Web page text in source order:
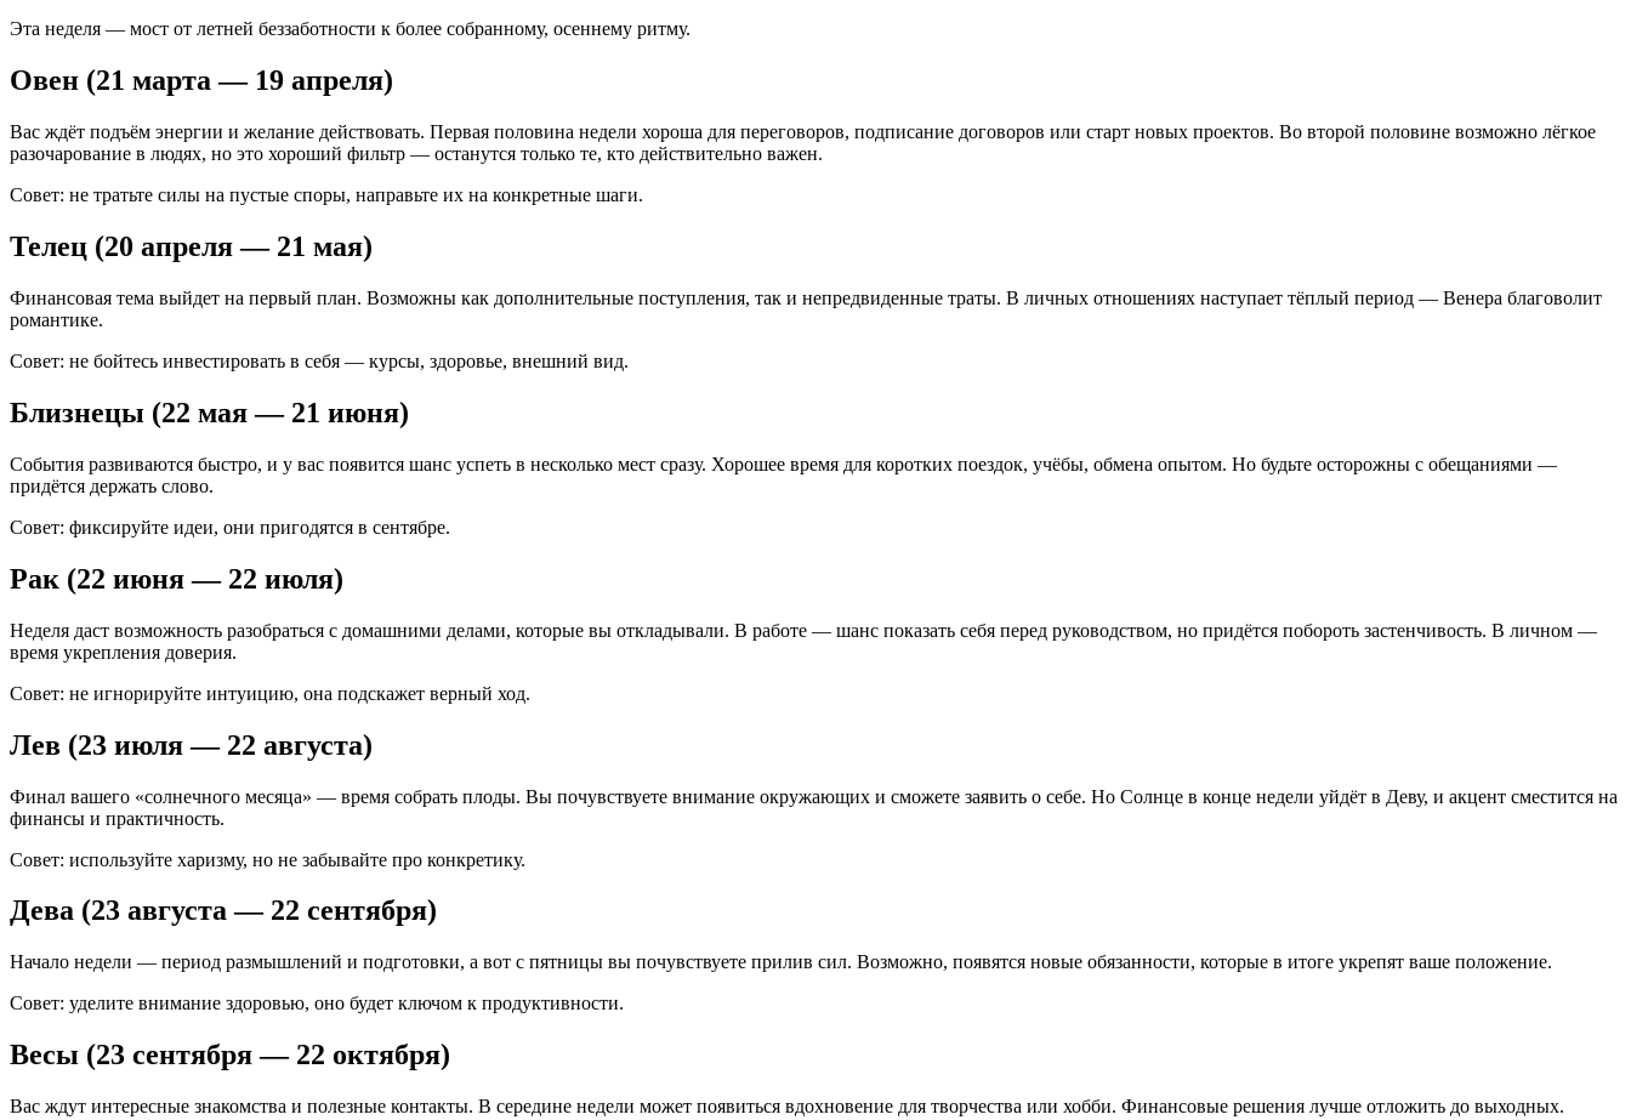
Эта неделя — мост от летней беззаботности к более собранному, осеннему ритму.
Овен (21 марта — 19 апреля)
Вас ждёт подъём энергии и желание действовать. Первая половина недели хороша для переговоров, подписание договоров или старт новых проектов. Во второй половине возможно лёгкое
разочарование в людях, но это хороший фильтр — останутся только те, кто действительно важен.
Совет: не тратьте силы на пустые споры, направьте их на конкретные шаги.
Телец (20 апреля — 21 мая)
Финансовая тема выйдет на первый план. Возможны как дополнительные поступления, так и непредвиденные траты. В личных отношениях наступает тёплый период — Венера благоволит
романтике.
Совет: не бойтесь инвестировать в себя — курсы, здоровье, внешний вид.
Близнецы (22 мая — 21 июня)
События развиваются быстро, и у вас появится шанс успеть в несколько мест сразу. Хорошее время для коротких поездок, учёбы, обмена опытом. Но будьте осторожны с обещаниями —
придётся держать слово.
Совет: фиксируйте идеи, они пригодятся в сентябре.
Рак (22 июня — 22 июля)
Неделя даст возможность разобраться с домашними делами, которые вы откладывали. В работе — шанс показать себя перед руководством, но придётся побороть застенчивость. В личном —
время укрепления доверия.
Совет: не игнорируйте интуицию, она подскажет верный ход.
Лев (23 июля — 22 августа)
Финал вашего «солнечного месяца» — время собрать плоды. Вы почувствуете внимание окружающих и сможете заявить о себе. Но Солнце в конце недели уйдёт в Деву, и акцент сместится на
финансы и практичность.
Совет: используйте харизму, но не забывайте про конкретику.
Дева (23 августа — 22 сентября)
Начало недели — период размышлений и подготовки, а вот с пятницы вы почувствуете прилив сил. Возможно, появятся новые обязанности, которые в итоге укрепят ваше положение.
Совет: уделите внимание здоровью, оно будет ключом к продуктивности.
Весы (23 сентября — 22 октября)
Вас ждут интересные знакомства и полезные контакты. В середине недели может появиться вдохновение для творчества или хобби. Финансовые решения лучше отложить до выходных.